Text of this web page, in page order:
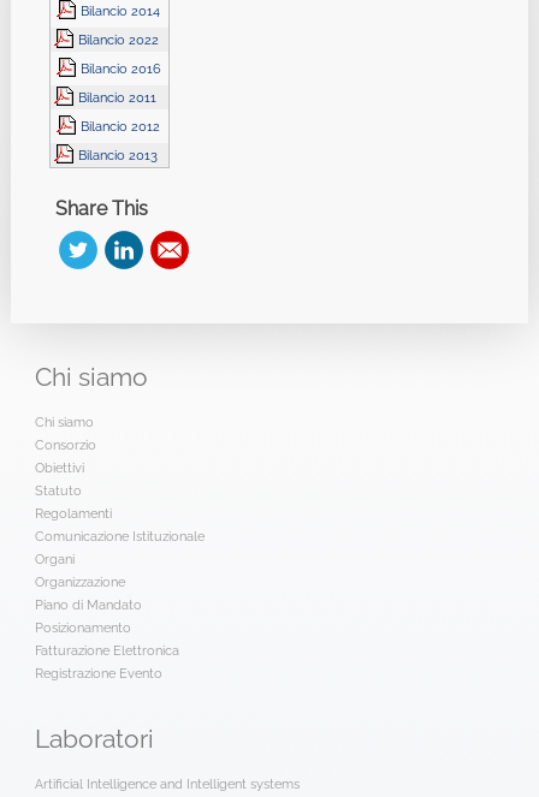
Bilancio 2014
Bilancio 2022
Bilancio 2016
Bilancio 2011
Bilancio 2012
Bilancio 2013
Share This
Chi siamo
Chi siamo
Consorzio
Obiettivi
Statuto
Regolamenti
Comunicazione Istituzionale
Organi
Organizzazione
Piano di Mandato
Posizionamento
Fatturazione Elettronica
Registrazione Evento
Laboratori
Artificial Intelligence and Intelligent systems